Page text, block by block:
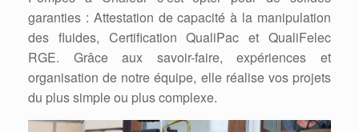
garanties : Attestation de capacité à la manipulation
des fluides, Certification QualiPac et QualiFelec
RGE. Grâce aux savoir-faire, expériences et
organisation de notre équipe, elle réalise vos projets
du plus simple ou plus complexe.